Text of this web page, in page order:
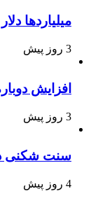
میلیاردها
3 روز پیش
افزایش
3 روز پیش
سنت شکنی
4 روز پیش